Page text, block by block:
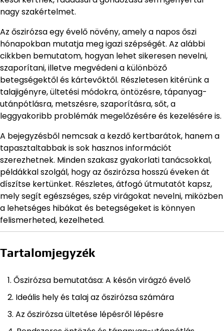
nagy szakértelmet.
Az őszirózsa egy évelő növény, amely a napos őszi
hónapokban mutatja meg igazi szépségét. Az alábbi
cikkben bemutatom, hogyan lehet sikeresen nevelni,
szaporítani, illetve megvédeni a különböző
betegségektől és kártevőktől. Részletesen kitérünk a
talajigényre, ültetési módokra, öntözésre, tápanyag-
utánpótlásra, metszésre, szaporításra, sőt, a
leggyakoribb problémák megelőzésére és kezelésére is.
A bejegyzésből nemcsak a kezdő kertbarátok, hanem a
tapasztaltabbak is sok hasznos információt
szerezhetnek. Minden szakasz gyakorlati tanácsokkal,
példákkal szolgál, hogy az őszirózsa hosszú éveken át
díszítse kertünket. Részletes, átfogó útmutatót kapsz,
mely segít egészséges, szép virágokat nevelni, miközben
a lehetséges hibákat és betegségeket is könnyen
felismerheted, kezelheted.
Tartalomjegyzék
Őszirózsa bemutatása: A későn virágzó évelő
Ideális hely és talaj az őszirózsa számára
Az őszirózsa ültetése lépésről lépésre